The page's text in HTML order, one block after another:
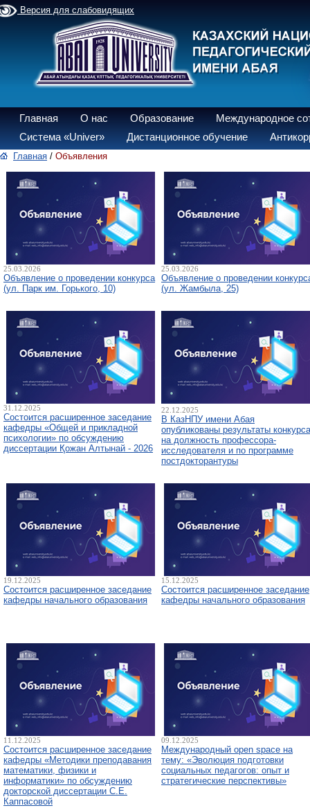
Версия для слабовидящих
Главная О нас Образование
Международное
Система «Univer»
Дистанционное обучение
Главная / Объявления
25.03.2026
Объявление о проведении конкурса
(ул. Парк им. Горького, 10)
25.03.2026
Объявление о проведении
(ул. Жамбыла, 25)
31.12.2025
Состоится расширенное заседание
кафедры «Общей и прикладной
психологии» по обсуждению
диссертации Қожан Алтынай - 2026
22.12.2025
В КазНПУ имени Абая
опубликованы результаты конкурса
на должность профессора-
исследователя и по программе
постдокторантуры
19.12.2025
Состоится расширенное заседание
кафедры начального образования
15.12.2025
Состоится расширенное заседание
кафедры начального образования
11.12.2025
Состоится расширенное заседание
кафедры «Методики преподавания
математики, физики и
информатики» по обсуждению
докторской диссертации С.Е.
Каппасовой
09.12.2025
Международный open space на
тему: «Эволюция подготовки
социальных педагогов: опыт и
стратегические перспективы»